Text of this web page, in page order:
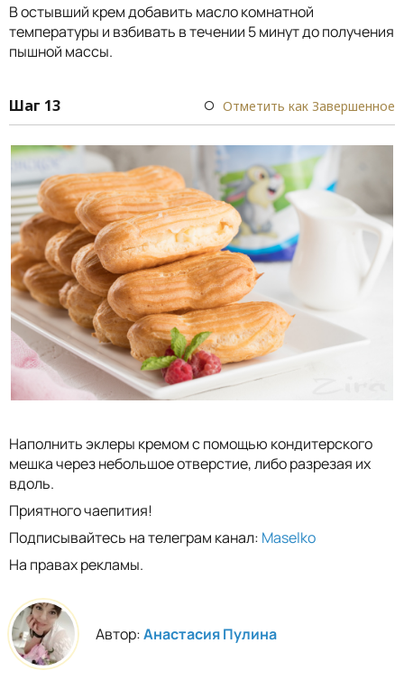
В остывший крем добавить масло комнатной
температуры и взбивать в течении 5 минут до получения
пышной массы.
Шаг 13 Отметить как Завершенное
Наполнить эклеры кремом с помощью кондитерского
мешка через небольшое отверстие, либо разрезая их
вдоль.
Приятного чаепития!
Подписывайтесь на телеграм канал: Maselko
На правах рекламы.
Автор:Анастасия Пулина